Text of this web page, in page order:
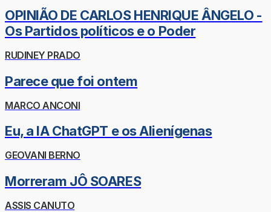
OPINIÃO DE CARLOS HENRIQUE ÂNGELO -
Os Partidos políticos e o Poder
RUDINEY PRADO
Parece que foi ontem
MARCO ANCONI
Eu, a IA ChatGPT e os Alienígenas
GEOVANI BERNO
Morreram JÔ SOARES
ASSIS CANUTO